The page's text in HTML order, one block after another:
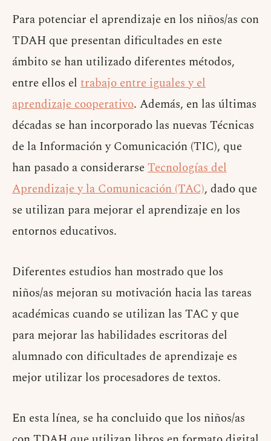
Para potenciar el aprendizaje en los niños/as con
TDAH que presentan dificultades en este
ámbito se han utilizado diferentes métodos,
entre ellos el trabajo entre iguales y el
aprendizaje cooperativo. Además, en las últimas
décadas se han incorporado las nuevas Técnicas
de la Información y Comunicación (TIC), que
han pasado a considerarseTecnologías del
Aprendizaje y la Comunicación (TAC), dado que
se utilizan para mejorar el aprendizaje en los
entornos educativos.
Diferentes estudios han mostrado que los
niños/as mejoran su motivación hacia las tareas
académicas cuando se utilizan las TAC y que
para mejorar las habilidades escritoras del
alumnado con dificultades de aprendizaje es
mejor utilizar los procesadores de textos.
En esta línea, se ha concluido que los niños/as